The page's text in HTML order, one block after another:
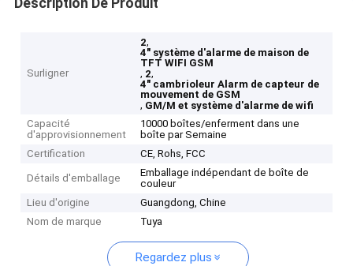
Surligner
2,
4" système d'alarme de maison de
TFT WIFI GSM
, 2,
4" cambrioleur Alarm de capteur de
mouvement de GSM
, GM/M et système d'alarme de wifi
Capacité
d'approvisionnement
10000 boîtes/enferment dans une
boîte par Semaine
Certification
CE, Rohs, FCC
Détails d'emballage
Emballage indépendant de boîte de
couleur
Lieu d'origine
Guangdong, Chine
Nom de marque
Tuya
Regardez plus